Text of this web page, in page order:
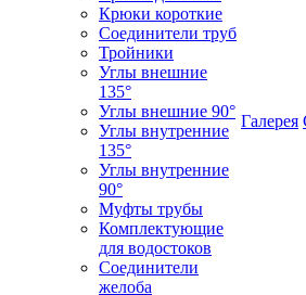
Крюки короткие
Соединители труб
Тройники
Углы внешние
135°
Углы внешние 90°
Углы внутренние
135°
Углы внутренние
90°
Муфты трубы
Комплектующие
для водостоков
Соединители
желоба
Галерея